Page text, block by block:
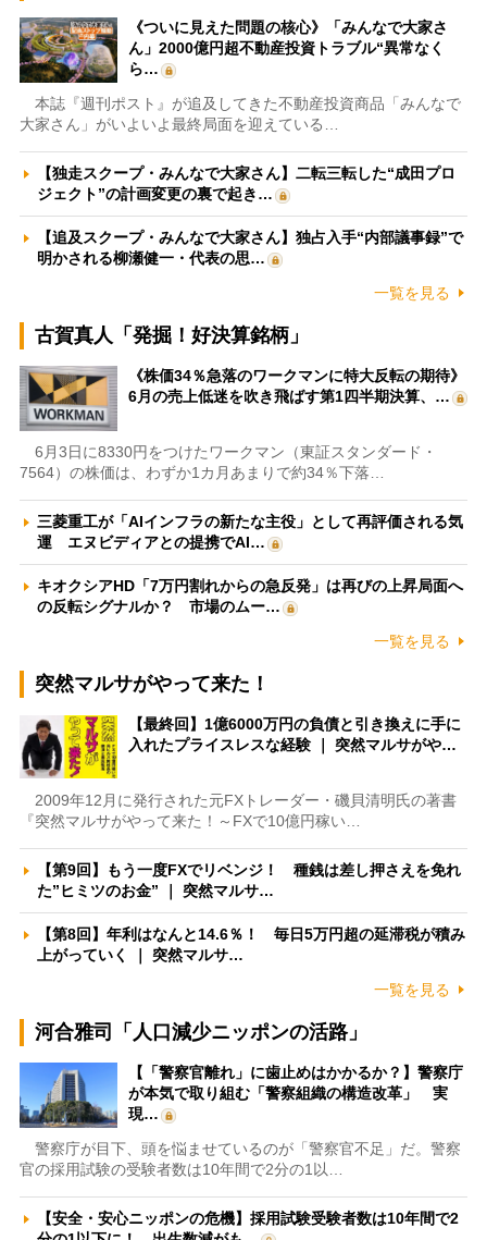
《ついに見えた問題の核心》「みんなで大家さ
ん」2000億円超不動産投資トラブル“異常なく
ら…
本誌『週刊ポスト』が追及してきた不動産投資商品「みんなで
大家さん」がいよいよ最終局面を迎えている…
【独走スクープ・みんなで大家さん】二転三転した“成田プロ
ジェクト”の計画変更の裏で起き…
【追及スクープ・みんなで大家さん】独占入手“内部議事録”で
明かされる柳瀬健一・代表の思…
一覧を見る
古賀真人「発掘！好決算銘柄」
《株価34％急落のワークマンに特大反転の期待》
6月の売上低迷を吹き飛ばす第1四半期決算、…
6月3日に8330円をつけたワークマン（東証スタンダード・
7564）の株価は、わずか1カ月あまりで約34％下落…
三菱重工が「AIインフラの新たな主役」として再評価される気
運 エヌビディアとの提携でAI…
キオクシアHD「7万円割れからの急反発」は再びの上昇局面へ
の反転シグナルか？ 市場のムー…
一覧を見る
突然マルサがやって来た！
【最終回】1億6000万円の負債と引き換えに手に
入れたプライスレスな経験 ｜ 突然マルサがや…
2009年12月に発行された元FXトレーダー・磯貝清明氏の著書
『突然マルサがやって来た！～FXで10億円稼い…
【第9回】もう一度FXでリベンジ！ 種銭は差し押さえを免れ
た”ヒミツのお金” ｜ 突然マルサ…
【第8回】年利はなんと14.6％！ 毎日5万円超の延滞税が積み
上がっていく ｜ 突然マルサ…
一覧を見る
河合雅司「人口減少ニッポンの活路」
【「警察官離れ」に歯止めはかかるか？】警察庁
が本気で取り組む「警察組織の構造改革」 実
現…
警察庁が目下、頭を悩ませているのが「警察官不足」だ。警察
官の採用試験の受験者数は10年間で2分の1以…
【安全・安心ニッポンの危機】採用試験受験者数は10年間で2